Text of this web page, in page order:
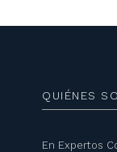
QUIÉNES
En Expertos